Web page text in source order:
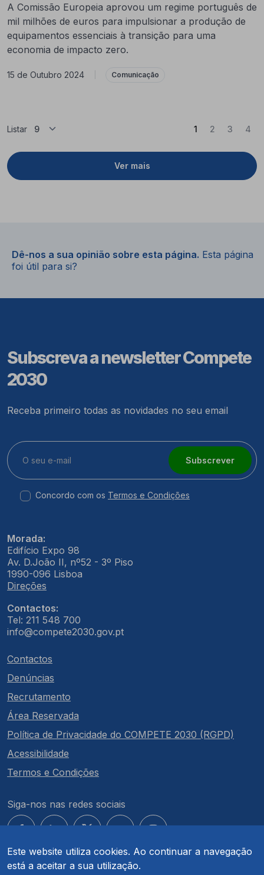
Este website utiliza cookies. Ao continuar a navegação
está a aceitar a sua utilização.
A Comissão Europeia aprovou um regime português de
mil milhões de euros para impulsionar a produção de
equipamentos essenciais à transição para uma
economia de impacto zero.
15 de Outubro 2024 Comunicação
Listar
Ver mais
1 (Atual)
2 3 4
Dê-nos a sua opinião sobre esta página. Esta página
foi útil para si?
Subscreva a newsletter Compete
2030
Receba primeiro todas as novidades no seu email
Subscrever
Concordo com os Termos e Condições
Morada:
Edifício Expo 98
Av. D.João II, nº52 - 3º Piso
1990-096 Lisboa
Direções
Contactos:
Tel: 211 548 700
info@compete2030.gov.pt
Contactos
Denúncias
Recrutamento
Área Reservada
Política de Privacidade do COMPETE 2030 (RGPD)
Acessibilidade
Termos e Condições
Siga-nos nas redes sociais